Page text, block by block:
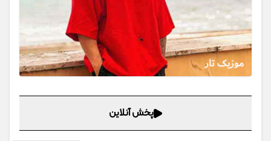
پخش آنلاین